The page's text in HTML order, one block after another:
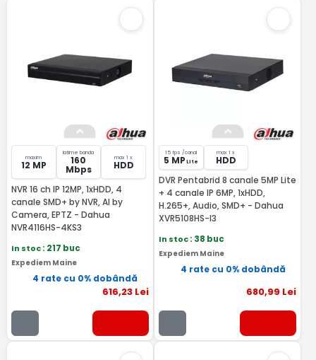
maxim
12 MP
latime banda
160
Mbps
max 1 x
HDD
NVR 16 ch IP 12MP, 1xHDD, 4
canale SMD+ by NVR, AI by
Camera, EPTZ - Dahua
NVR4116HS-4KS3
In stoc: 217 buc
Expediem Maine
4 rate cu 0% dobândă
616,23Lei
15 fps /canal
5 MP Lite
max 1 x
HDD
DVR Pentabrid 8 canale 5MP Lite
+ 4 canale IP 6MP, 1xHDD,
H.265+, Audio, SMD+ - Dahua
XVR5108HS-I3
In stoc: 38 buc
Expediem Maine
4 rate cu 0% dobândă
680,99 Lei